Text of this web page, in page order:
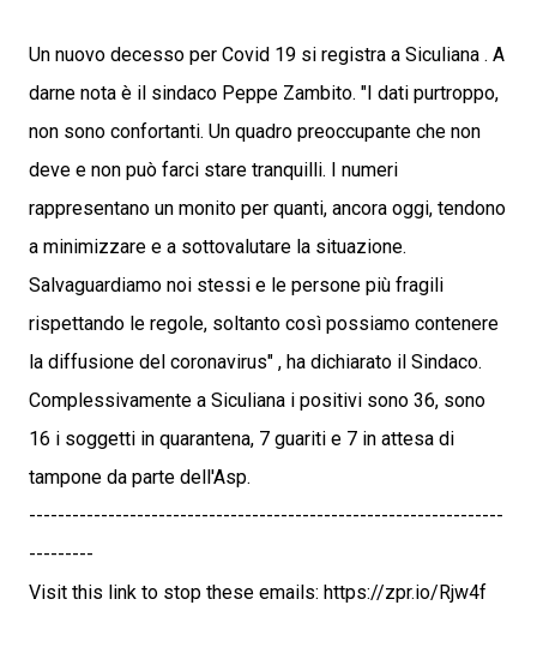
Un nuovo decesso per Covid 19 si registra a Siculiana . A
darne nota è il sindaco Peppe Zambito. "I dati purtroppo,
non sono confortanti. Un quadro preoccupante che non
deve e non può farci stare tranquilli. I numeri
rappresentano un monito per quanti, ancora oggi, tendono
a minimizzare e a sottovalutare la situazione.
Salvaguardiamo noi stessi e le persone più fragili
rispettando le regole, soltanto così possiamo contenere
la diffusione del coronavirus" , ha dichiarato il Sindaco.
Complessivamente a Siculiana i positivi sono 36, sono
16 i soggetti in quarantena, 7 guariti e 7 in attesa di
tampone da parte dell'Asp.
------------------------------------------------------------------
---------
Visit this link to stop these emails: https://zpr.io/Rjw4f